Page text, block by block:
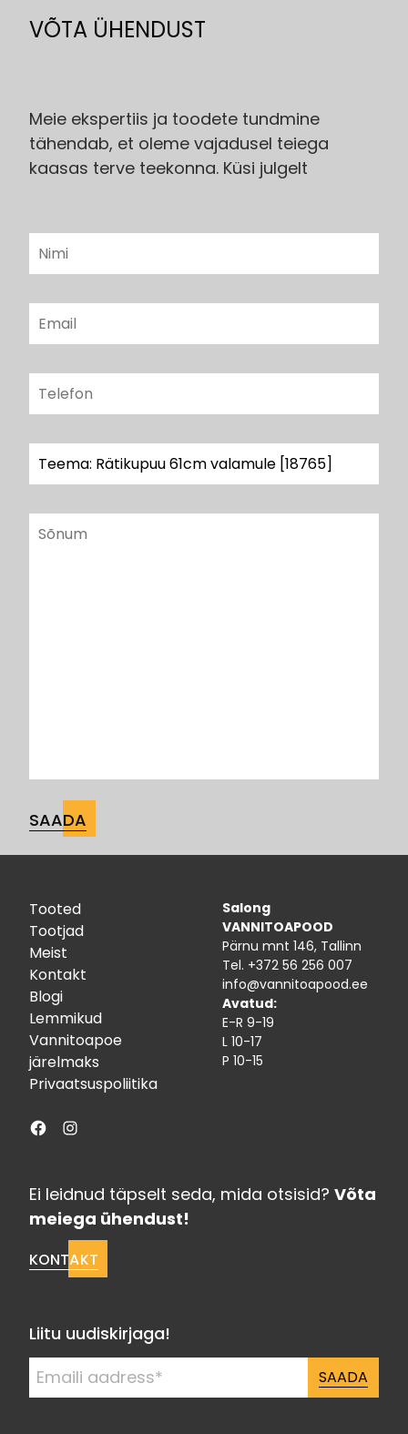
VÕTA ÜHENDUST
Meie ekspertiis ja toodete tundmine
tähendab, et oleme vajadusel teiega
kaasas terve teekonna. Küsi julgelt
Tooted
Tootjad
Meist
Kontakt
Blogi
Lemmikud
Vannitoapoe
järelmaks
Privaatsuspoliitika
Facebook
Salong
VANNITOAPOOD
Pärnu mnt 146, Tallinn
Tel. +372 56 256 007
info@vannitoapood.ee
Avatud:
E-R 9-19
L 10-17
P 10-15
Ei leidnud täpselt seda, mida otsisid? Võta
meiega ühendust!
KONTAKT
Liitu uudiskirjaga!
SAADA